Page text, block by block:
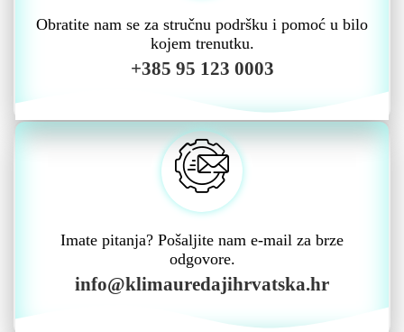
Obratite nam se za stručnu podršku i pomoć u bilo
kojem trenutku.
+385 95 123 0003
Imate pitanja? Pošaljite nam e-mail za brze
odgovore.
info@klimauredajihrvatska.hr